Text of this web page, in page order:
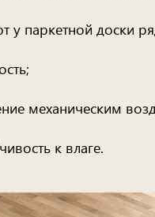
у паркетной доски
механическим
к влаге.